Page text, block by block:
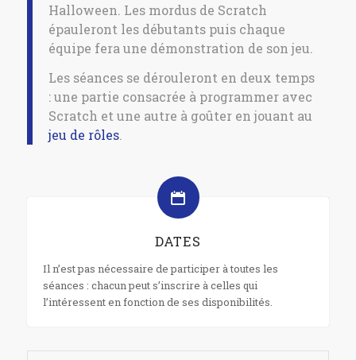
Halloween. Les mordus de Scratch
épauleront les débutants puis chaque
équipe fera une démonstration de son jeu.
Les séances se dérouleront en deux temps
: une partie consacrée à programmer avec
Scratch et une autre à goûter en jouant au
jeu de rôles.
DATES
Il n’est pas nécessaire de participer à toutes les
séances : chacun peut s’inscrire à celles qui
l’intéressent en fonction de ses disponibilités.